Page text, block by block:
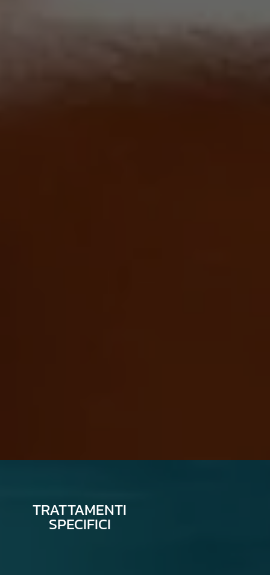
TRATTAMENTI
SPECIFICI